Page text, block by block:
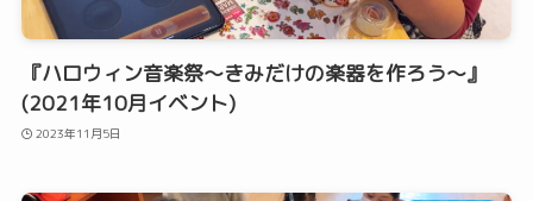
『ハロウィン音楽祭〜きみだけの楽器を作ろう〜』
(2021年10月イベント)
2023年11月5日